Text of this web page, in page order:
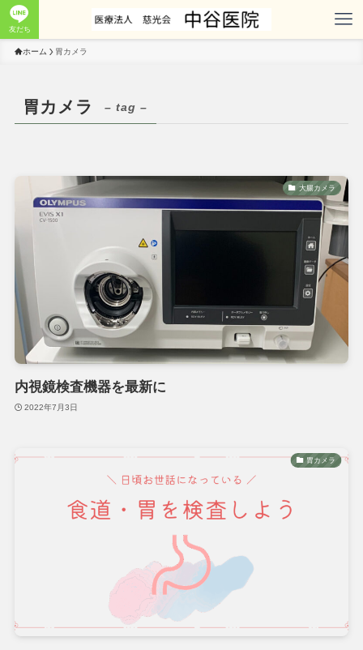
友だち
ホーム 胃カメラ
胃カメラ – tag –
大腸カメラ
内視鏡検査機器を最新に
2022年7月3日
胃カメラ